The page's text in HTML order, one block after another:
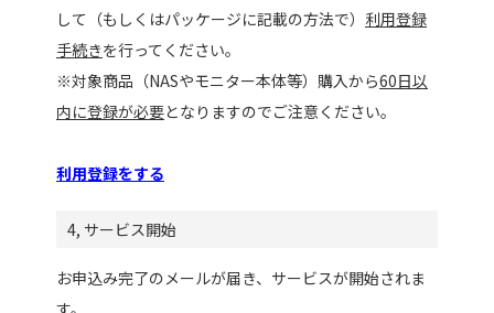
して（もしくはパッケージに記載の方法で） 利用登録
手続きを行ってください。
※対象商品（NASやモニター本体等）購入から60日以
内に登録が必要となりますのでご注意ください。
利用登録をする
4, サービス開始
お申込み完了のメールが届き、サービスが開始されま
す。